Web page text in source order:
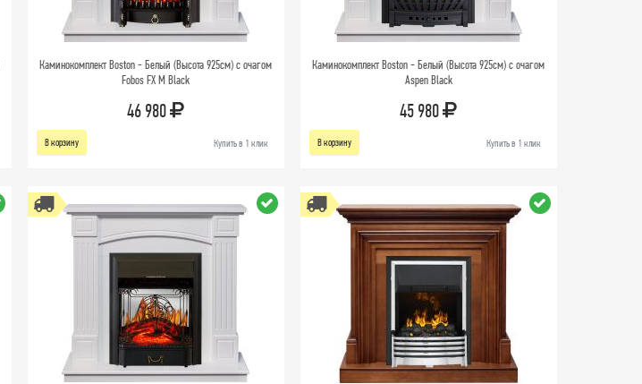
Каминокомплект Boston - Белый (Высота 925см) с очагом
Fobos FX M Black
46 980
В корзину Купить в 1 клик
Каминокомплект Boston - Белый (Высота 925см) с очагом
Aspen Black
45 980
В корзину Купить в 1 клик